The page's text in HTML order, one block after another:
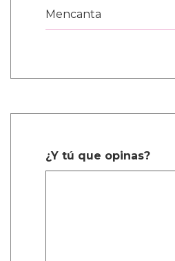
Mencanta
¿Y tú que opinas?